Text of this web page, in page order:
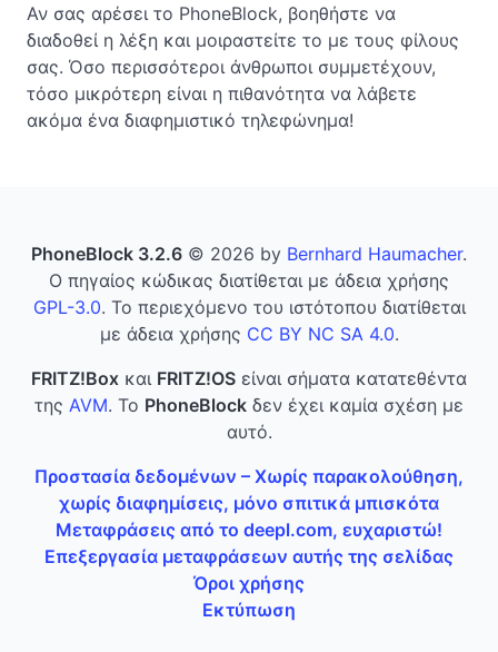
Αν σας αρέσει το PhoneBlock, βοηθήστε να
διαδοθεί η λέξη και μοιραστείτε το με τους φίλους
σας. Όσο περισσότεροι άνθρωποι συμμετέχουν,
τόσο μικρότερη είναι η πιθανότητα να λάβετε
ακόμα ένα διαφημιστικό τηλεφώνημα!
PhoneBlock 3.2.6 © 2026 by Bernhard Haumacher.
Ο πηγαίος κώδικας διατίθεται με άδεια χρήσης
GPL-3.0. Το περιεχόμενο του ιστότοπου διατίθεται
με άδεια χρήσης CC BY NC SA 4.0.
FRITZ!Box και FRITZ!OS είναι σήματα κατατεθέντα
της AVM. Το PhoneBlock δεν έχει καμία σχέση με
αυτό.
Προστασία δεδομένων – Χωρίς παρακολούθηση,
χωρίς διαφημίσεις, μόνο σπιτικά μπισκότα
Μεταφράσεις από το deepl.com, ευχαριστώ!
Επεξεργασία μεταφράσεων αυτής της σελίδας
Όροι χρήσης
Εκτύπωση